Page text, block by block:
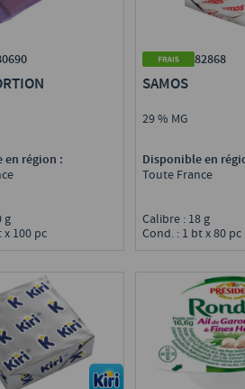
en région :
g
x 100 pc
82868
SAMOS
29 % MG
Disponible en
Toute France
Calibre : 18 g
Cond. : 1 bt x 80 pc